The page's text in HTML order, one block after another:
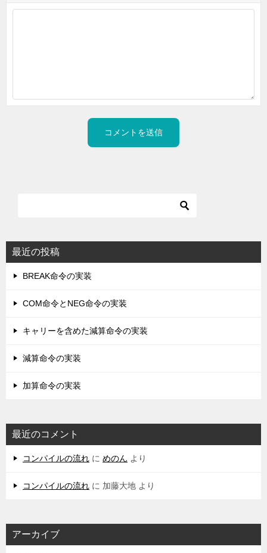
最近の投稿
BREAK命令の実装
COM命令とNEG命令の実装
キャリーを含めた減算命令の実装
減算命令の実装
加算命令の実装
最近のコメント
コンパイルの流れ に めのん より
コンパイルの流れ に 加藤大地 より
アーカイブ